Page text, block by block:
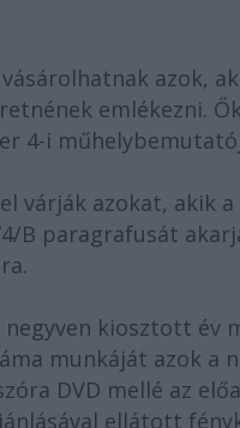
azok,
emlékezni.
4-i
várják azokat, akik
B paragrafusát
kiosztott év
munkáját azok a
DVD mellé az
ellátott